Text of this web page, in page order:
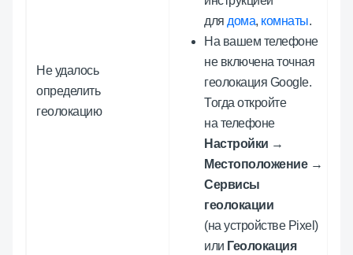
Не удалось
определить
геолокацию
для дома, комнаты.
На вашем телефоне
не включена точная
геолокация Google.
Тогда откройте
на телефоне
Настройки →
Местоположение→
Сервисы
геолокации
(на устройстве Pixel)
или Геолокация